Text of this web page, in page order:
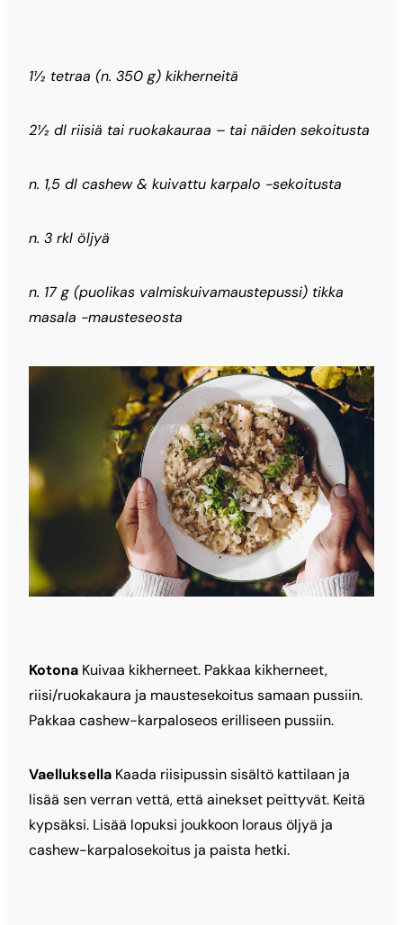
1½ tetraa (n. 350 g) kikherneitä
2½ dl riisiä tai ruokakauraa – tai näiden sekoitusta
n. 1,5 dl cashew & kuivattu karpalo -sekoitusta
n. 3 rkl öljyä
n. 17 g (puolikas valmiskuivamaustepussi) tikka
masala -mausteseosta
Kotona Kuivaa kikherneet. Pakkaa kikherneet,
riisi/ruokakaura ja maustesekoitus samaan pussiin.
Pakkaa cashew-karpaloseos erilliseen pussiin.
Vaelluksella Kaada riisipussin sisältö kattilaan ja
lisää sen verran vettä, että ainekset peittyvät. Keitä
kypsäksi. Lisää lopuksi joukkoon loraus öljyä ja
cashew-karpalosekoitus ja paista hetki.